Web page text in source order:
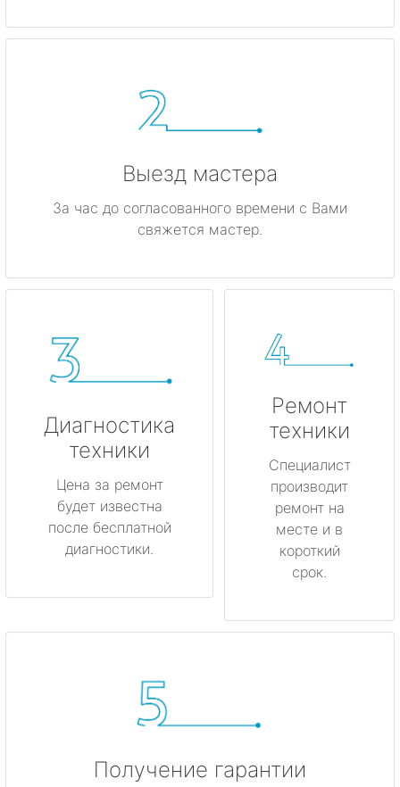
Выезд мастера
За час до согласованного времени с Вами
свяжется мастер.
Диагностика
техники
Цена за ремонт
будет известна
после бесплатной
диагностики.
Ремонт
техники
Специалист
производит
ремонт на
месте и в
короткий
срок.
Получение гарантии